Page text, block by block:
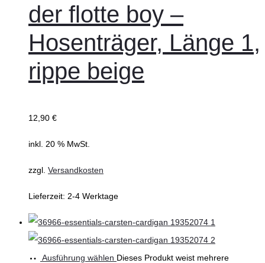
der flotte boy –
Hosenträger, Länge 1,
rippe beige
12,90 €
inkl. 20 % MwSt.
zzgl. Versandkosten
Lieferzeit: 2-4 Werktage
Ausführung wählen Dieses Produkt weist mehrere